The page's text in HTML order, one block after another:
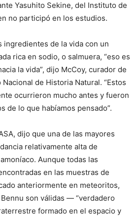
Yasuhito Sekine, del Instituto de
no participó en los estudios.
ingredientes de la vida con un
rica en sodio, o salmuera, “eso es
la vida”, dijo McCoy, curador de
de Historia Natural. “Estos
ocurrieron mucho antes y fueron
de lo que habíamos pensado”.
dijo que una de las mayores
relativamente alta de
Aunque todas las
en las muestras de
anteriormente en meteoritos,
son válidas — “verdadero
formado en el espacio y